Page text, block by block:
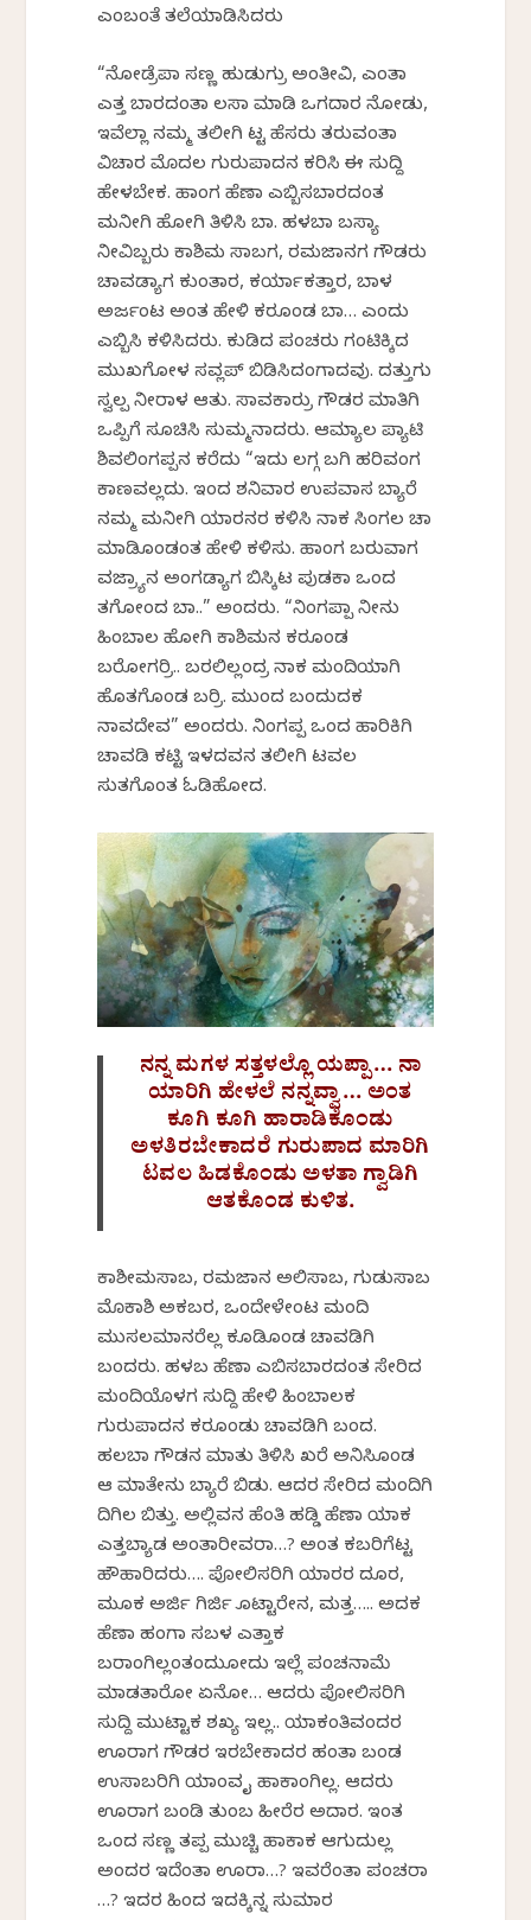
ಎಂಬಂತೆ ತಲೆಯಾಡಿಸಿದರು
“ನೋಡ್ರೆಪಾ ಸಣ್ಣ ಹುಡುಗ್ರು ಅಂತೀವಿ, ಎಂತಾ
ಎತ್ತ ಬಾರದಂತಾ ಕೆಲಸಾ ಮಾಡಿ ಒಗದಾರ ನೋಡು,
ಇವೆಲ್ಲಾ ನಮ್ಮ ತಲೀಗಿ ಕೆಟ್ಟ ಹೆಸರು ತರುವಂತಾ
ವಿಚಾರ ಮೊದಲ ಗುರುಪಾದನ ಕರಿಸಿ ಈ ಸುದ್ದಿ
ಹೇಳಬೇಕ. ಹಾಂಗ ಹೆಣಾ ಎಬ್ಬಿಸಬಾರದಂತ
ಮನೀಗಿ ಹೋಗಿ ತಿಳಿಸಿ ಬಾ. ಹಳಬಾ ಬಸ್ಯಾ
ನೀವಿಬ್ಬರು ಕಾಶಿಮ ಸಾಬಗ, ರಮಜಾನಗ ಗೌಡರು
ಚಾವಡ್ಯಾಗ ಕುಂತಾರ, ಕರ್ಯಾಕತ್ತಾರ, ಬಾಳ
ಅರ್ಜಂಟ ಅಂತ ಹೇಳಿ ಕರಕೊಂಡ ಬಾ… ಎಂದು
ಎಬ್ಬಿಸಿ ಕಳಿಸಿದರು. ಕುಡಿದ ಪಂಚರು ಗಂಟಿಕ್ಕಿದ
ಮುಖಗೋಳ ಸವ್ಲಪ್ ಬಿಡಿಸಿದಂಗಾದವು. ದತ್ತುಗು
ಸ್ವಲ್ಪ ನೀರಾಳ ಆತು. ಸಾವಕಾರ್ರು ಗೌಡರ ಮಾತಿಗಿ
ಒಪ್ಪಿಗೆ ಸೂಚಿಸಿ ಸುಮ್ಮನಾದರು. ಆಮ್ಯಾಲ ಪ್ಯಾಟಿ
ಶಿವಲಿಂಗಪ್ಪನ ಕರೆದು “ಇದು ಲಗ್ಗ ಬಗಿ ಹರಿವಂಗ
ಕಾಣವಲ್ಲದು. ಇಂದ ಶನಿವಾರ ಉಪವಾಸ ಬ್ಯಾರೆ
ನಮ್ಮ ಮನೀಗಿ ಯಾರನರ ಕಳಿಸಿ ನಾಕ ಸಿಂಗಲ ಚಾ
ಮಾಡಿಕೊಂಡಂತ ಹೇಳಿ ಕಳಿಸು. ಹಾಂಗ ಬರುವಾಗ
ವಜ್ರ್ಯಾನ ಅಂಗಡ್ಯಾಗ ಬಿಸ್ಕಿಟ ಪುಡಕಾ ಒಂದ
ತಗೋಂದ ಬಾ..” ಅಂದರು. “ನಿಂಗಪ್ಪಾ ನೀನು
ಹಿಂಬಾಲ ಹೋಗಿ ಕಾಶಿಮನ ಕರಕೊಂಡ
ಬರೋಗರ್ರಿ.. ಬರಲಿಲ್ಲಂದ್ರ ನಾಕ ಮಂದಿಯಾಗಿ
ಹೊತಗೊಂಡ ಬರ್ರಿ. ಮುಂದ ಬಂದುದಕ
ನಾವದೇವ” ಅಂದರು. ನಿಂಗಪ್ಪ ಒಂದ ಹಾರಿಕಿಗಿ
ಚಾವಡಿ ಕಟ್ಟಿ ಇಳದವನ ತಲೀಗಿ ಟವಲ
ಸುತಗೊಂತ ಓಡಿಹೋದ.
ನನ್ನ ಮಗಳ ಸತ್ತಳಲ್ಲೊ ಯಪ್ಪಾ… ನಾ
ಯಾರಿಗಿ ಹೇಳಲೆ ನನ್ನವ್ವಾ… ಅಂತ
ಕೂಗಿ ಕೂಗಿ ಹಾರಾಡಿಕೊಂಡು
ಅಳತಿರಬೇಕಾದರೆ ಗುರುಪಾದ ಮಾರಿಗಿ
ಟವಲ ಹಿಡಕೊಂಡು ಅಳತಾ ಗ್ವಾಡಿಗಿ
ಆತಕೊಂಡ ಕುಳಿತ.
ಕಾಶೀಮಸಾಬ, ರಮಜಾನ ಅಲಿಸಾಬ, ಗುಡುಸಾಬ
ಮೊಕಾಶಿ ಅಕಬರ, ಒಂದೇಳೇಂಟ ಮಂದಿ
ಮುಸಲಮಾನರೆಲ್ಲ ಕೂಡಿಕೊಂಡ ಚಾವಡಿಗಿ
ಬಂದರು. ಹಳಬ ಹೆಣಾ ಎಬಿಸಬಾರದಂತ ಸೇರಿದ
ಮಂದಿಯೊಳಗ ಸುದ್ದಿ ಹೇಳಿ ಹಿಂಬಾಲಕ
ಗುರುಪಾದನ ಕರಕೊಂಡು ಚಾವಡಿಗಿ ಬಂದ.
ಹಲಬಾ ಗೌಡನ ಮಾತು ತಿಳಿಸಿ ಖರೆ ಅನಿಸಿಕೊಂಡ
ಆ ಮಾತೇನು ಬ್ಯಾರೆ ಬಿಡು. ಆದರ ಸೇರಿದ ಮಂದಿಗಿ
ದಿಗಿಲ ಬಿತ್ತು. ಅಲ್ಲಿವನ ಹೆಂತಿ ಹಡ್ಡಿ ಹೆಣಾ ಯಾಕ
ಎತ್ತಬ್ಯಾಡ ಅಂತಾರೀವರಾ…? ಅಂತ ಕಬರಿಗೆಟ್ಟ
ಹೌಹಾರಿದರು…. ಪೋಲಿಸರಿಗಿ ಯಾರರ ದೂರ,
ಮೂಕ ಅರ್ಜಿ ಗಿರ್ಜಿ ಕೊಟ್ಟಾರೇನ, ಮತ್ತ….. ಅದಕ
ಹೆಣಾ ಹಂಗಾ ಸಬಳ ಎತ್ತಾಕ
ಬರಾಂಗಿಲ್ಲಂತಂದುಕೋದು ಇಲ್ಲೆ ಪಂಚನಾಮೆ
ಮಾಡತಾರೋ ಏನೋ… ಆದರು ಪೋಲಿಸರಿಗಿ
ಸುದ್ದಿ ಮುಟ್ಟಾಕ ಶಖ್ಯ ಇಲ್ಲ.. ಯಾಕಂತಿವಂದರ
ಊರಾಗ ಗೌಡರ ಇರಬೇಕಾದರ ಹಂತಾ ಬಂಡ
ಉಸಾಬರಿಗಿ ಯಾಂವ ಕೈ ಹಾಕಾಂಗಿಲ್ಲ. ಆದರು
ಊರಾಗ ಬಂಡಿ ತುಂಬ ಹೀರೆರ ಅದಾರ. ಇಂತ
ಒಂದ ಸಣ್ಣ ತಪ್ಪ ಮುಚ್ಚಿ ಹಾಕಾಕ ಆಗುದುಲ್ಲ
ಅಂದರ ಇದೆಂತಾ ಊರಾ…? ಇವರೆಂತಾ ಪಂಚರಾ
…? ಇದರ ಹಿಂದ ಇದಕ್ಕಿನ್ನ ಸುಮಾರ